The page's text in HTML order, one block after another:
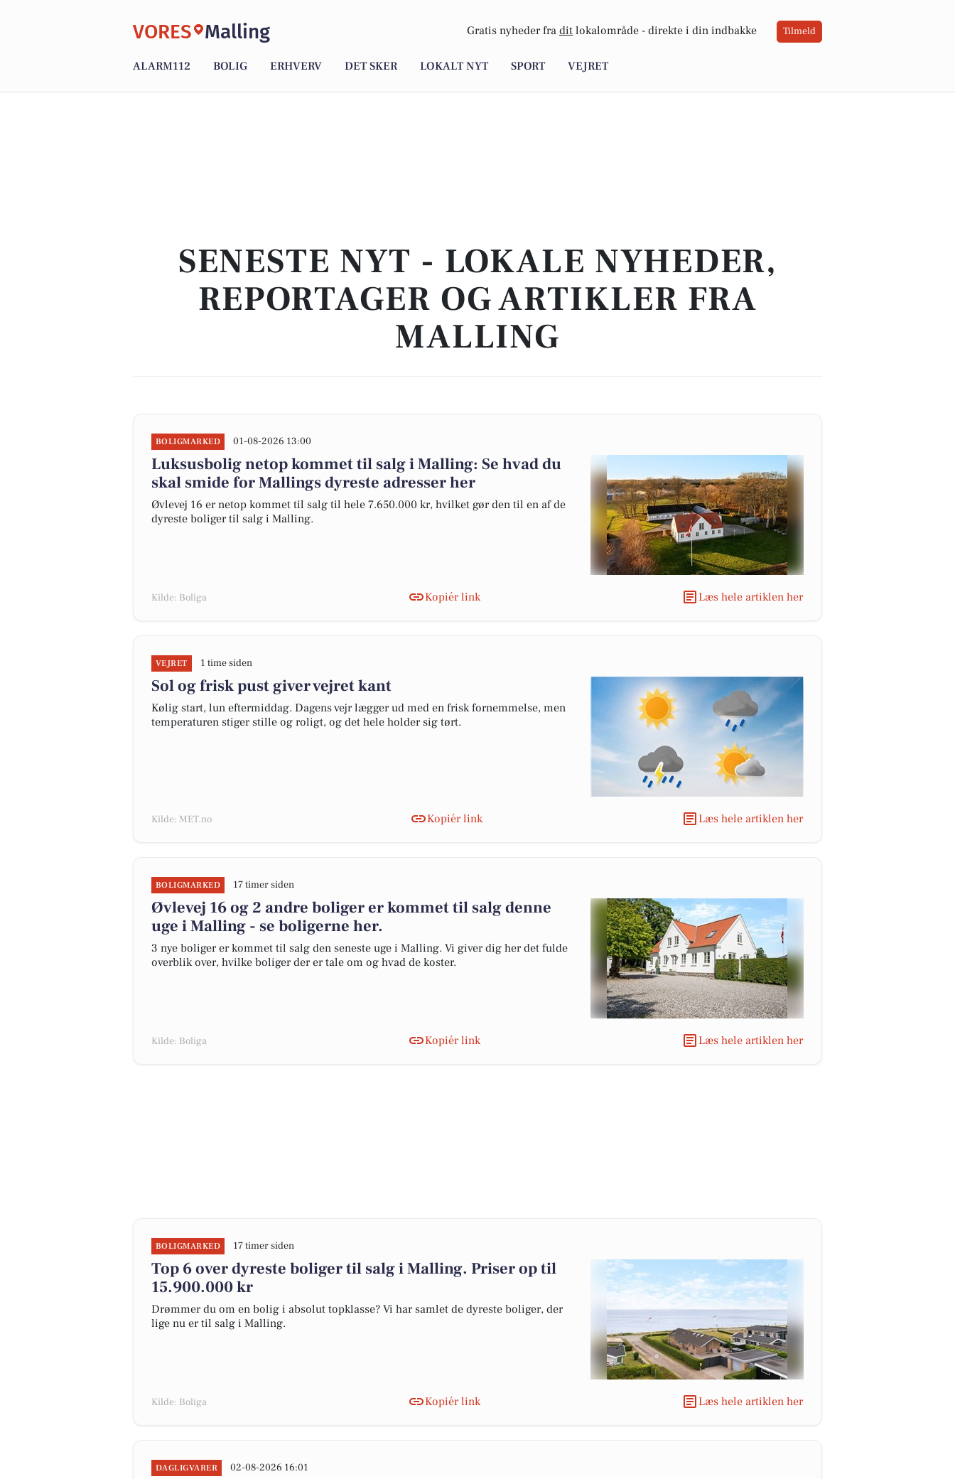
VORES Malling Gratis nyheder fra dit lokalområde - direkte i din indbakke Tilmeld
ALARM112 BOLIG ERHVERV DET SKER LOKALT NYT SPORT VEJRET
SENESTE NYT - LOKALE NYHEDER,
REPORTAGER OG ARTIKLER FRA
MALLING
BOLIGMARKED 01-08-2026 13:00
Luksusbolig netop kommet til salg i Malling: Se hvad du
skal smide for Mallings dyreste adresser her
Øvlevej 16 er netop kommet til salg til hele 7.650.000 kr, hvilket gør den til en af de
dyreste boliger til salg i Malling.
Kilde: Boliga Kopiér link Læs hele artiklen her
VEJRET 1 time siden
Sol og frisk pust giver vejret kant
Kølig start, lun eftermiddag. Dagens vejr lægger ud med en frisk fornemmelse, men
temperaturen stiger stille og roligt, og det hele holder sig tørt.
Kilde: MET.no Kopiér link Læs hele artiklen her
BOLIGMARKED 17 timer siden
Øvlevej 16 og 2 andre boliger er kommet til salg denne
uge i Malling - se boligerne her.
3 nye boliger er kommet til salg den seneste uge i Malling. Vi giver dig her det fulde
overblik over, hvilke boliger der er tale om og hvad de koster.
Kilde: Boliga Kopiér link Læs hele artiklen her
BOLIGMARKED 17 timer siden
Top 6 over dyreste boliger til salg i Malling. Priser op til
15.900.000 kr
Drømmer du om en bolig i absolut topklasse? Vi har samlet de dyreste boliger, der
lige nu er til salg i Malling.
Kilde: Boliga Kopiér link Læs hele artiklen her
DAGLIGVARER 02-08-2026 16:01